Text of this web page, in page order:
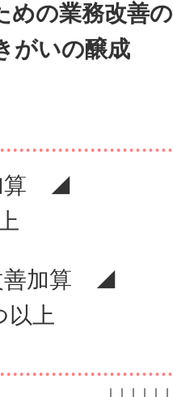
めの業務改善
がいの醸成
算 ◢
善加算 ◢
以上